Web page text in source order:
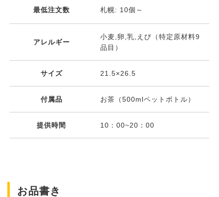
最低注文数 札幌: 10個～
アレルギー
小麦,卵,乳,えび（特定原材料9
品目）
サイズ 21.5×26.5
付属品 お茶（500mlペットボトル）
提供時間 10：00~20：00
お品書き